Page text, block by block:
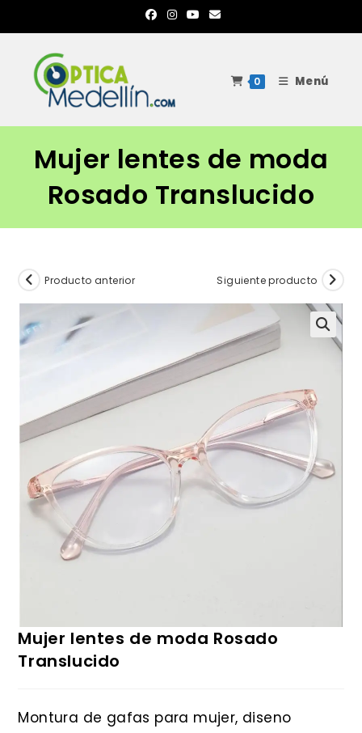
al
contenido
0 Menú
Mujer lentes de moda
Rosado Translucido
Producto anterior Siguiente producto
Mujer lentes de moda Rosado
Translucido
Montura de gafas para mujer, diseno